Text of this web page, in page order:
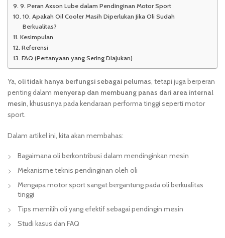
9. Peran Axson Lube dalam Pendinginan Motor Sport
10. Apakah Oil Cooler Masih Diperlukan Jika Oli Sudah
Berkualitas?
Kesimpulan
Referensi
FAQ (Pertanyaan yang Sering Diajukan)
Ya, oli tidak hanya berfungsi sebagai pelumas, tetapi juga berperan
penting dalam menyerap dan membuang panas dari area internal
mesin, khususnya pada kendaraan performa tinggi seperti motor
sport.
Dalam artikel ini, kita akan membahas:
Bagaimana oli berkontribusi dalam mendinginkan mesin
Mekanisme teknis pendinginan oleh oli
Mengapa motor sport sangat bergantung pada oli berkualitas
tinggi
Tips memilih oli yang efektif sebagai pendingin mesin
Studi kasus dan FAQ